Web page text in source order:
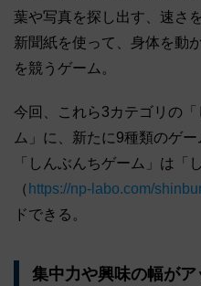
葉や写真を探し出す、速さ
新聞紙を使って、身体を動
を競うゲーム。
今回、これら3カテゴリの
ム」に、新たに9種類のゲ
「しんぶんちゲーム」は「
（ https://np-labo.com/
ドできる。
集中力や興味の幅が